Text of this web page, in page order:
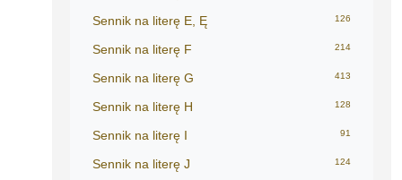
Sennik na literę E, Ę 126
Sennik na literę F 214
Sennik na literę G 413
Sennik na literę H 128
Sennik na literę I 91
Sennik na literę J 124